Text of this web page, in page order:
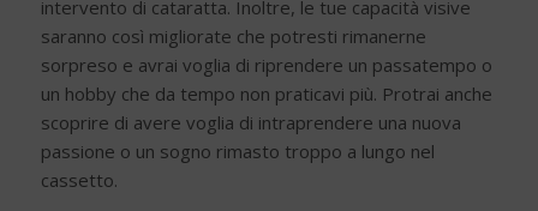
intervento di cataratta. Inoltre, le tue capacità visive
saranno così migliorate che potresti rimanerne
sorpreso e avrai voglia di riprendere un passatempo o
un hobby che da tempo non praticavi più. Protrai anche
scoprire di avere voglia di intraprendere una nuova
passione o un sogno rimasto troppo a lungo nel
cassetto.